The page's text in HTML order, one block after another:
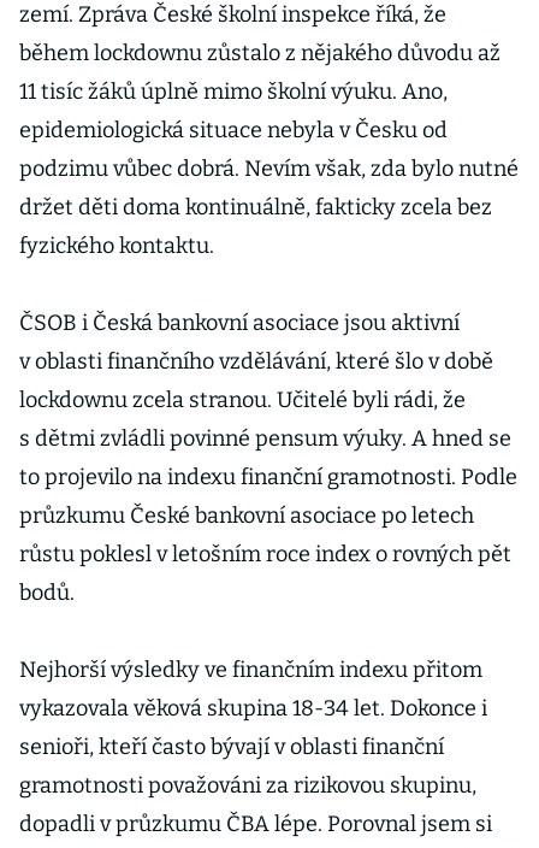
zemí. Zpráva České školní inspekce říká, že
během lockdownu zůstalo z nějakého důvodu až
11 tisíc žáků úplně mimo školní výuku. Ano,
epidemiologická situace nebyla v Česku od
podzimu vůbec dobrá. Nevím však, zda bylo nutné
držet děti doma kontinuálně, fakticky zcela bez
fyzického kontaktu.
ČSOB i Česká bankovní asociace jsou aktivní
v oblasti finančního vzdělávání, které šlo v době
lockdownu zcela stranou. Učitelé byli rádi, že
s dětmi zvládli povinné pensum výuky. A hned se
to projevilo na indexu finanční gramotnosti. Podle
průzkumu České bankovní asociace po letech
růstu poklesl v letošním roce index o rovných pět
bodů.
Nejhorší výsledky ve finančním indexu přitom
vykazovala věková skupina 18-34 let. Dokonce i
senioři, kteří často bývají v oblasti finanční
gramotnosti považováni za rizikovou skupinu,
dopadli v průzkumu ČBA lépe. Porovnal jsem si